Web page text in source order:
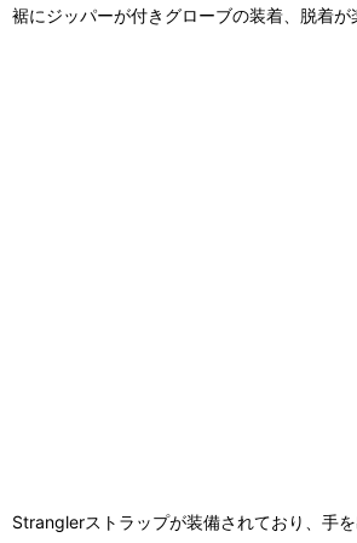
裾にジッパーが付きグローブの装着、脱着が
Stranglerストラップが装備されており、手